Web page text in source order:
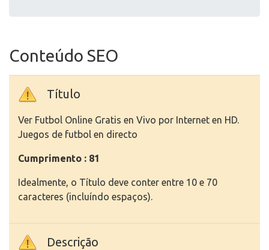
Conteúdo SEO
Título
Ver Futbol Online Gratis en Vivo por Internet en HD.
Juegos de futbol en directo
Cumprimento : 81
Idealmente, o Título deve conter entre 10 e 70
caracteres (incluíndo espaços).
Descrição